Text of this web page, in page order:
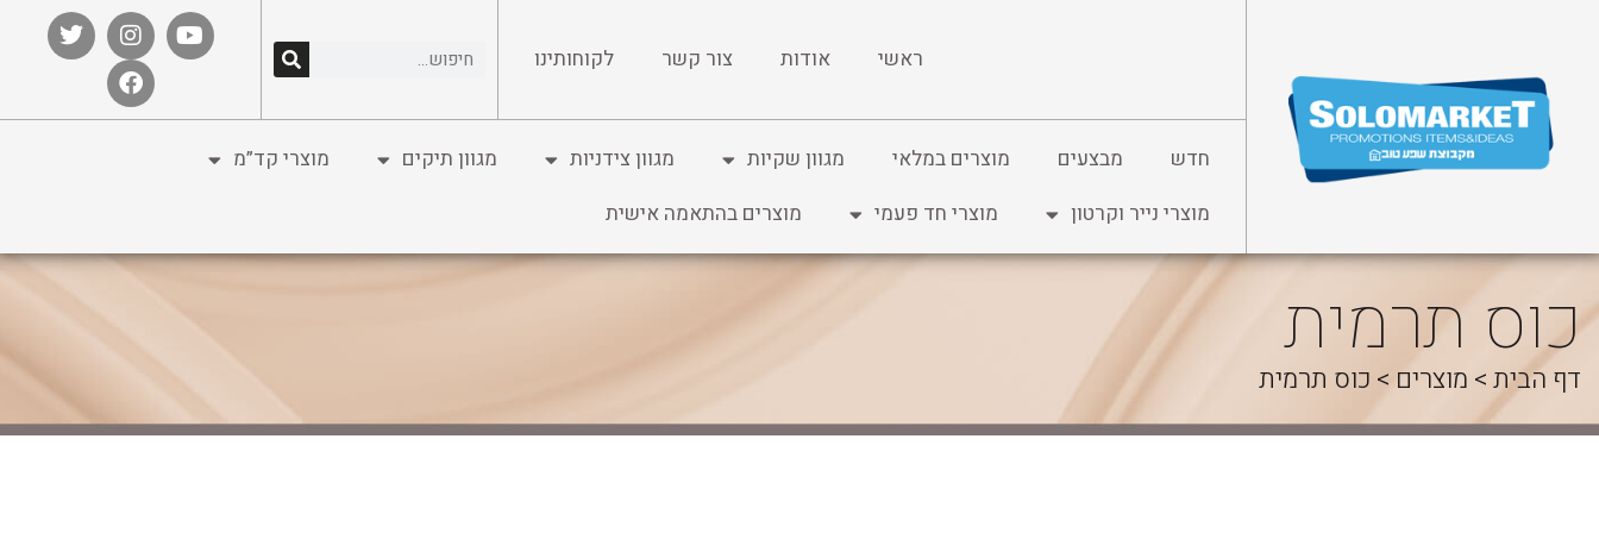
ראשי אודות צור קשר לקוחותינו
חדש מבצעים מוצרים במלאי מגוון שקיות מגוון צידניות מגוון תיקים
מוצרי קד”מ
מוצרי נייר וקרטון
מוצרי חד פעמי מוצרים בהתאמה אישית
כוס תרמית
דף הבית> מוצרים > כוס תרמית